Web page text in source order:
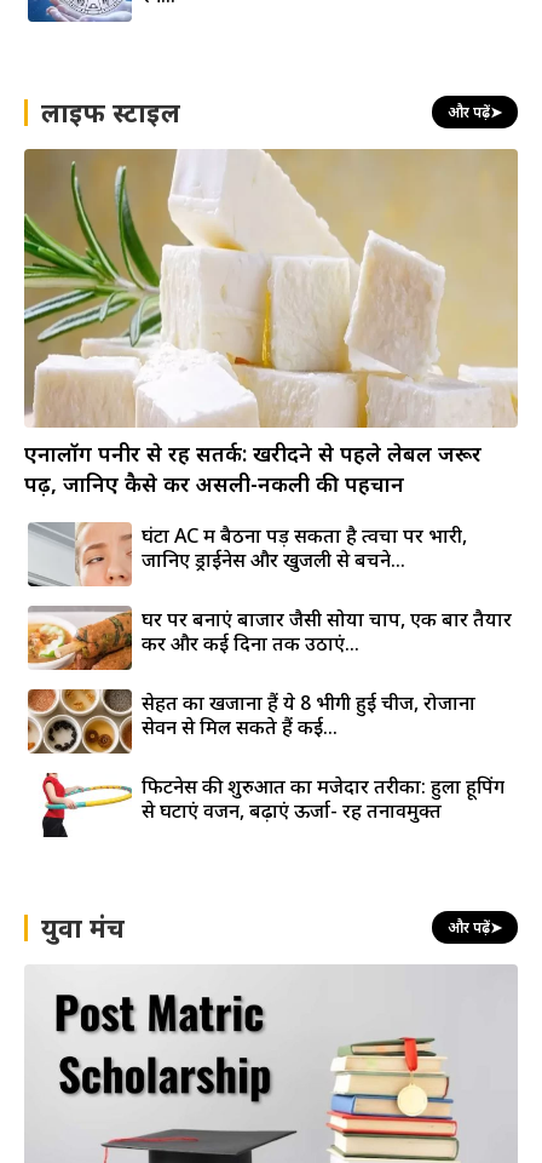
लाइफ स्टाइल और पढ़ें➤
एनालॉग पनीर से रहें सतर्क: खरीदने से पहले लेबल जरूर
पढ़ें, जानिए कैसे करें असली-नकली की पहचान
घंटों AC में बैठना पड़ सकता है त्वचा पर भारी,
जानिए ड्राईनेस और खुजली से बचने...
घर पर बनाएं बाजार जैसी सोया चाप, एक बार तैयार
करें और कई दिनों तक उठाएं...
सेहत का खजाना हैं ये 8 भीगी हुई चीजें, रोजाना
सेवन से मिल सकते हैं कई...
फिटनेस की शुरुआत का मजेदार तरीका: हुला हूपिंग
से घटाएं वजन, बढ़ाएं ऊर्जा- रहें तनावमुक्त
युवा मंच और पढ़ें➤